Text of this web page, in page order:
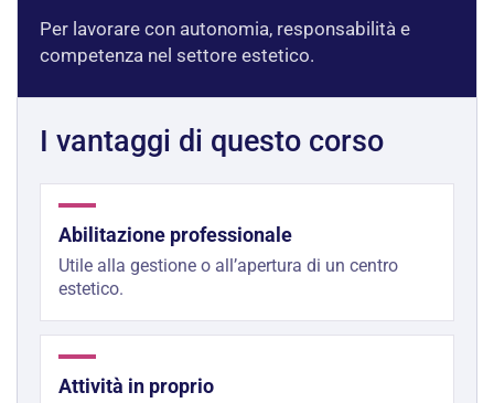
Per lavorare con autonomia, responsabilità e
competenza nel settore estetico.
I vantaggi di questo corso
Abilitazione professionale
Utile alla gestione o all’apertura di un centro
estetico.
Attività in proprio